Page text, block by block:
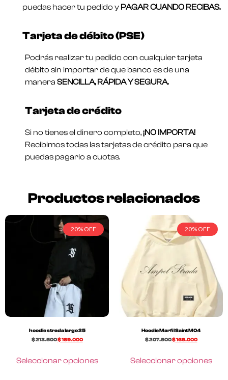
puedas hacer tu pedido y PAGAR CUANDO RECIBAS.
Tarjeta de débito (PSE)
Podrás realizar tu pedido con cualquier tarjeta
débito sin importar de que banco es de una
manera SENCILLA, RÁPIDA Y SEGURA.
Tarjeta de crédito
Si no tienes el dinero completo,¡NO IMPORTA!
Recibimos todas las tarjetas de crédito para que
puedas pagarlo a cuotas.
Productos relacionados
20% OFF
hoodie strada largo 25
$213.500$169.000
Seleccionar opciones
20% OFF
Hoodie Marfil Saint M04
$207.500$169.000
Seleccionar opciones